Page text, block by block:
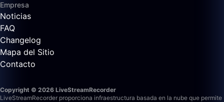
Empresa
Noticias
FAQ
Changelog
Mapa del Sitio
Contacto
Copyright © 2026 LiveStreamRecorder
LiveStreamRecorder proporciona infraestructura basada en la nube que permite